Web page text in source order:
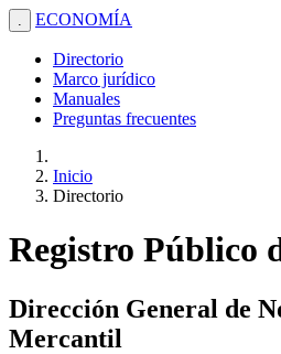
. ECONOMÍA
Directorio
Marco jurídico
Manuales
Preguntas frecuentes
Inicio
Directorio
Registro Público
Dirección General de
Mercantil